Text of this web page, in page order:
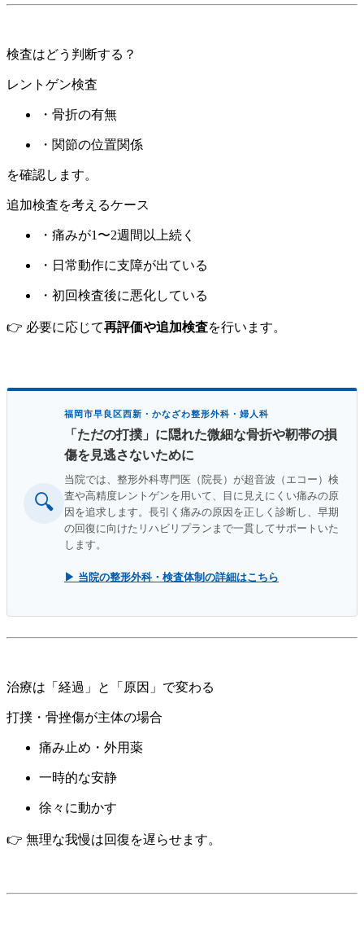
検査はどう判断する？
レントゲン検査
・骨折の有無
・関節の位置関係
を確認します。
追加検査を考えるケース
・痛みが1〜2週間以上続く
・日常動作に支障が出ている
・初回検査後に悪化している
👉 必要に応じて再評価や追加検査を行います。
🔍
福岡市早良区西新・かなざわ整形外科・婦人科
「ただの打撲」に隠れた微細な骨折や靭帯の損
傷を見逃さないために
当院では、整形外科専門医（院長）が超音波（エコー）検
査や高精度レントゲンを用いて、目に見えにくい痛みの原
因を追求します。長引く痛みの原因を正しく診断し、早期
の回復に向けたリハビリプランまで一貫してサポートいた
します。
▶ 当院の整形外科・検査体制の詳細はこちら
治療は「経過」と「原因」で変わる
打撲・骨挫傷が主体の場合
痛み止め・外用薬
一時的な安静
徐々に動かす
👉 無理な我慢は回復を遅らせます。